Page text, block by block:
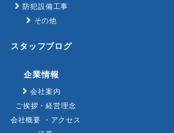
防犯設備工事
その他
スタッフブログ
企業情報
会社案内
ご挨拶・経営理念
会社概要 ・アクセス